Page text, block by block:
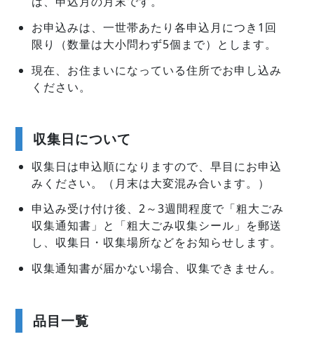
お申込みは、一世帯あたり各申込月につき1回
限り（数量は大小問わず5個まで）とします。
現在、お住まいになっている住所でお申し込み
ください。
収集日について
収集日は申込順になりますので、早目にお申込
みください。（月末は大変混み合います。）
申込み受け付け後、2～3週間程度で「粗大ごみ
収集通知書」と「粗大ごみ収集シール」を郵送
し、収集日・収集場所などをお知らせします。
収集通知書が届かない場合、収集できません。
品目一覧